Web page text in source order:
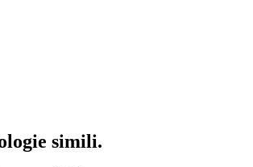
simili.